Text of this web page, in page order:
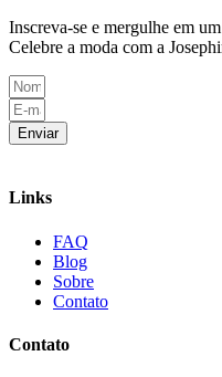
Inscreva-se e mergulhe em
Celebre a moda com a
Enviar
Links
FAQ
Blog
Sobre
Contato
Contato